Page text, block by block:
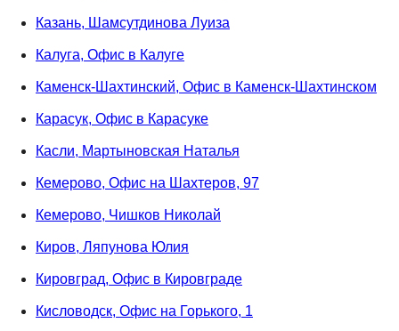
Казань, Шамсутдинова Луиза
Калуга, Офис в Калуге
Каменск-Шахтинский, Офис в Каменск-Шахтинском
Карасук, Офис в Карасуке
Касли, Мартыновская Наталья
Кемерово, Офис на Шахтеров, 97
Кемерово, Чишков Николай
Киров, Ляпунова Юлия
Кировград, Офис в Кировграде
Кисловодск, Офис на Горького, 1